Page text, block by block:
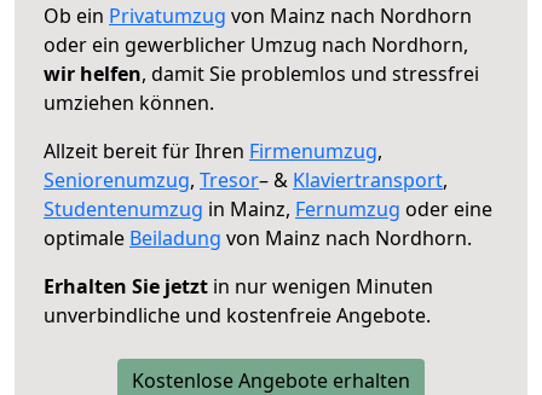
Ob ein Privatumzug von Mainz nach Nordhorn
oder ein gewerblicher Umzug nach Nordhorn,
wir helfen, damit Sie problemlos und stressfrei
umziehen können.
Allzeit bereit für Ihren Firmenumzug,
Seniorenumzug, Tresor– & Klaviertransport,
Studentenumzug in Mainz, Fernumzug oder eine
optimale Beiladung von Mainz nach Nordhorn.
Erhalten Sie jetzt in nur wenigen Minuten
unverbindliche und kostenfreie Angebote.
Kostenlose Angebote erhalten